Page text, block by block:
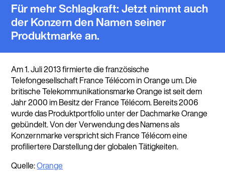
Für mehr Schlagkraft: Jetzt nimmt auch
der Konzern den Namen seiner
Produktmarke an.
Am 1. Juli 2013 firmierte die französische
Telefongesellschaft France Télécom in Orange um. Die
britische Telekommunikationsmarke Orange ist seit dem
Jahr 2000 im Besitz der France Télécom. Bereits 2006
wurde das Produktportfolio unter der Dachmarke Orange
gebündelt. Von der Verwendung des Namens als
Konzernmarke verspricht sich France Télécom eine
profiliertere Darstellung der globalen Tätigkeiten.
Quelle:Orange